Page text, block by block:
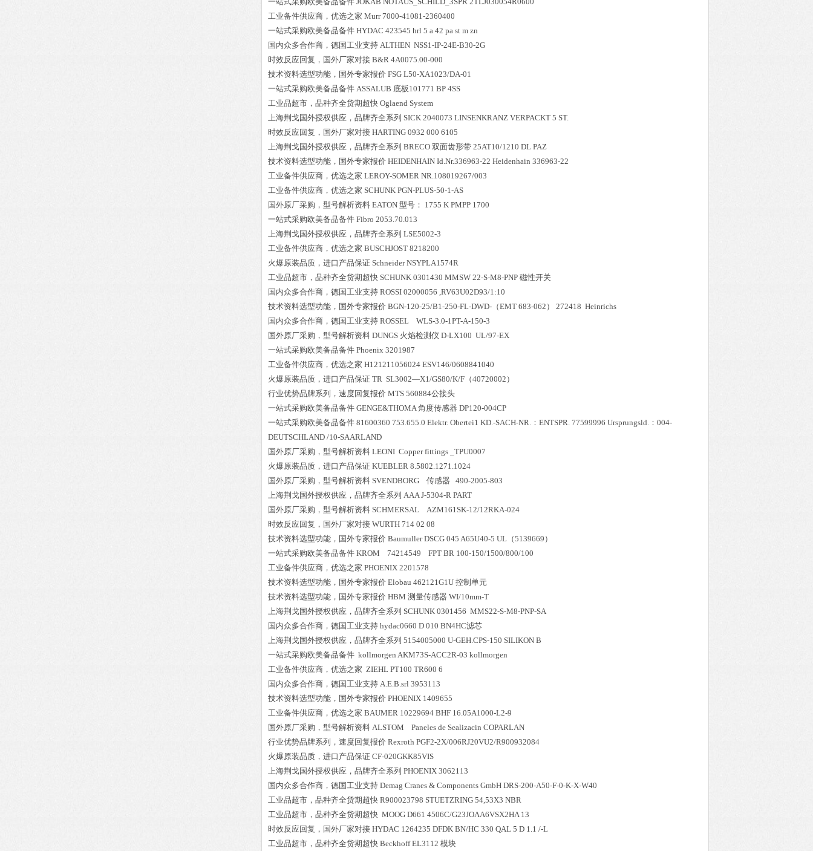
工业备件供应商，优选之家 Murr 7000-41081-2360400
一站式采购欧美备品备件 HYDAC 423545 hrl 5 a 42 pa st m zn
国内众多合作商，德国工业支持 ALTHEN NSS1-IP-24E-B30-2G
时效反应回复，国外厂家对接 B&R 4A0075.00-000
技术资料选型功能，国外专家报价 FSG L50-XA1023/DA-01
一站式采购欧美备品备件 ASSALUB 底板101771 BP 4SS
工业品超市，品种齐全货期超快 Oglaend System
上海荆戈国外授权供应，品牌齐全系列 SICK 2040073 LINSENKRANZ VERPACKT 5 ST.
时效反应回复，国外厂家对接 HARTING 0932 000 6105
上海荆戈国外授权供应，品牌齐全系列 BRECO 双面齿形带 25AT10/1210 DL PAZ
技术资料选型功能，国外专家报价 HEIDENHAIN Id.Nr.336963-22 Heidenhain 336963-22
工业备件供应商，优选之家 LEROY-SOMER NR.108019267/003
工业备件供应商，优选之家 SCHUNK PGN-PLUS-50-1-AS
国外原厂采购，型号解析资料 EATON 型号： 1755 K PMPP 1700
一站式采购欧美备品备件 Fibro 2053.70.013
上海荆戈国外授权供应，品牌齐全系列 LSE5002-3
工业备件供应商，优选之家 BUSCHJOST 8218200
火爆原装品质，进口产品保证 Schneider NSYPLA1574R
工业品超市，品种齐全货期超快 SCHUNK 0301430 MMSW 22-S-M8-PNP 磁性开关
国内众多合作商，德国工业支持 ROSSI 02000056 ,RV63U02D93/1:10
技术资料选型功能，国外专家报价 BGN-120-25/B1-250-FL-DWD-（EMT 683-062） 272418 Heinrichs
国内众多合作商，德国工业支持 ROSSEL WLS-3.0-1PT-A-150-3
国外原厂采购，型号解析资料 DUNGS 火焰检测仪 D-LX100 UL/97-EX
一站式采购欧美备品备件 Phoenix 3201987
工业备件供应商，优选之家 H121211056024 ESV146/0608841040
火爆原装品质，进口产品保证 TR SL3002—X1/GS80/K/F（40720002）
行业优势品牌系列，速度回复报价 MTS 560884公接头
一站式采购欧美备品备件 GENGE&THOMA 角度传感器 DP120-004CP
一站式采购欧美备品备件 81600360 753.655.0 Elektr. Obertei1 KD.-SACH-NR.：ENTSPR. 77599996 Ursprungsld.：004-
DEUTSCHLAND /10-SAARLAND
国外原厂采购，型号解析资料 LEONI Copper fittings _TPU0007
火爆原装品质，进口产品保证 KUEBLER 8.5802.1271.1024
国外原厂采购，型号解析资料 SVENDBORG 传感器 490-2005-803
上海荆戈国外授权供应，品牌齐全系列 AAA J-5304-R PART
国外原厂采购，型号解析资料 SCHMERSAL AZM161SK-12/12RKA-024
时效反应回复，国外厂家对接 WURTH 714 02 08
技术资料选型功能，国外专家报价 Baumuller DSCG 045 A65U40-5 UL（5139669）
一站式采购欧美备品备件 KROM 74214549 FPT BR 100-150/1500/800/100
工业备件供应商，优选之家 PHOENIX 2201578
技术资料选型功能，国外专家报价 Elobau 462121G1U 控制单元
技术资料选型功能，国外专家报价 HBM 测量传感器 WI/10mm-T
上海荆戈国外授权供应，品牌齐全系列 SCHUNK 0301456 MMS22-S-M8-PNP-SA
国内众多合作商，德国工业支持 hydac0660 D 010 BN4HC滤芯
上海荆戈国外授权供应，品牌齐全系列 5154005000 U-GEH.CPS-150 SILIKON B
一站式采购欧美备品备件 kollmorgen AKM73S-ACC2R-03 kollmorgen
工业备件供应商，优选之家 ZIEHL PT100 TR600 6
国内众多合作商，德国工业支持 A.E.B.srl 3953113
技术资料选型功能，国外专家报价 PHOENIX 1409655
工业备件供应商，优选之家 BAUMER 10229694 BHF 16.05A1000-L2-9
国外原厂采购，型号解析资料 ALSTOM Paneles de Sealizacin COPARLAN
行业优势品牌系列，速度回复报价 Rexroth PGF2-2X/006RJ20VU2/R900932084
火爆原装品质，进口产品保证 CF-020GKK85VIS
上海荆戈国外授权供应，品牌齐全系列 PHOENIX 3062113
国内众多合作商，德国工业支持 Demag Cranes & Components GmbH DRS-200-A50-F-0-K-X-W40
工业品超市，品种齐全货期超快 R900023798 STUETZRING 54,53X3 NBR
工业品超市，品种齐全货期超快 MOOG D661 4506C/G23JOAA6VSX2HA 13
时效反应回复，国外厂家对接 HYDAC 1264235 DFDK BN/HC 330 QAL 5 D 1.1 /-L
工业品超市，品种齐全货期超快 Beckhoff EL3112 模块